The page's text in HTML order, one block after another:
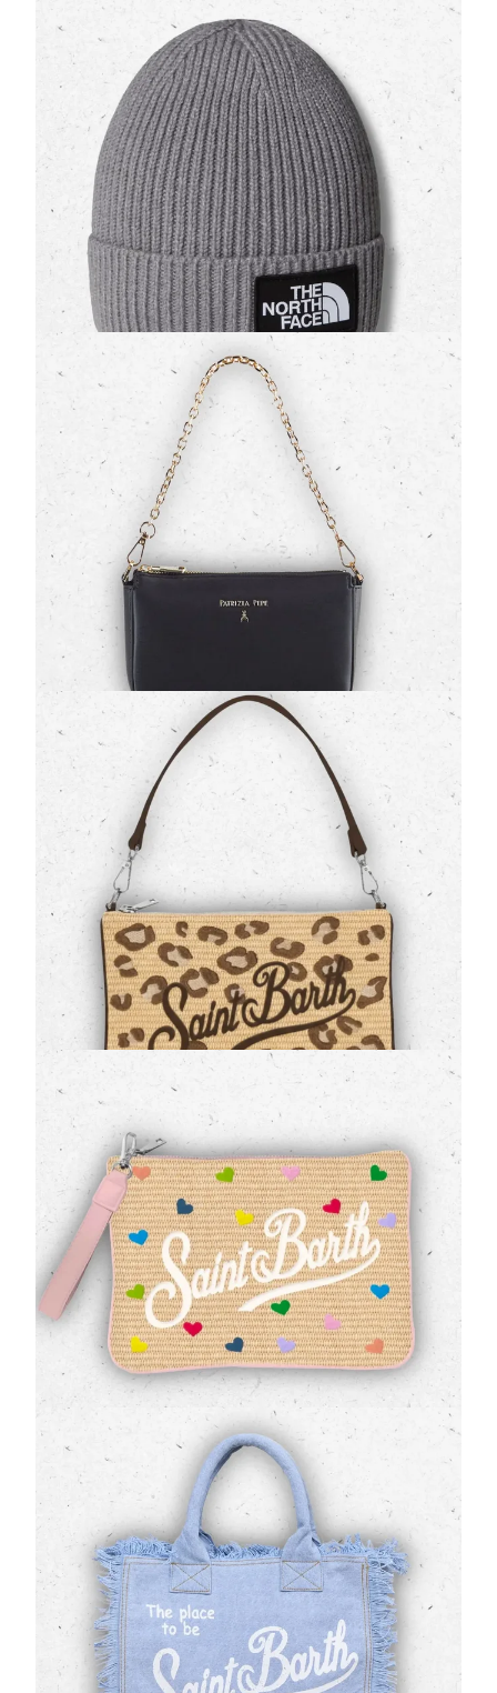
Berretto con Risvolto TNF Logo Box The North
Face Bambino Grigio, Nero o Rosa
(0 Valutazioni)
The North Face•Cappelli
Dall'alba al tramonto, il classicoberretto con risvolto
Logo Box firmato The North Facetiene al cal…
33,00 €
Borsa a Tracolla Patrizia Pepe con Catena e
Rivetto Fly Oro Light Gold
(0 Valutazioni)
Patrizia Pepe
Borse
Eleva i tuoi outfit con il design sofisticato della
borsa
a tracolla firmata Patrizia Pepe
. Realizzata in
materiali pregiati dalla te…
99,00 € 69,30 €
Borsa Parisienne MC2 Saint Barth Leopardata
in Paglia Sintetica Animalier
(0 Valutazioni)
MC2 Saint Barth • Borse
Esprimi la tua grinta con la
borsa Parisienne Straw
di MC2 Saint Barth
. Questa versione
animalier
leopardatareinterpreta il concetto…
109,00 €
Borsa a Tracolla Parisienne MC2 Saint Barth
Beige Cuoricini Multicolor Logo
(0 Valutazioni)
MC2 Saint Barth•Borse
Esprimi un'allegria chic con laborsa a tracolla
Parisienne MC2 Saint Barth. Questo accessorio,
proveniente dalla collezione Primaver…
109,00 €
Borsa Micro Vanity MC2 Saint Barth Denim
Lavaggio Chiaro con Frange
(0 Valutazioni)
MC2 Saint Barth • Borse
Piccola nel formato, immensa nello stile: laborsa
Vanity MC2 Saint Barth
reinterpreta il fascino del
denim in una chiave micro assol…